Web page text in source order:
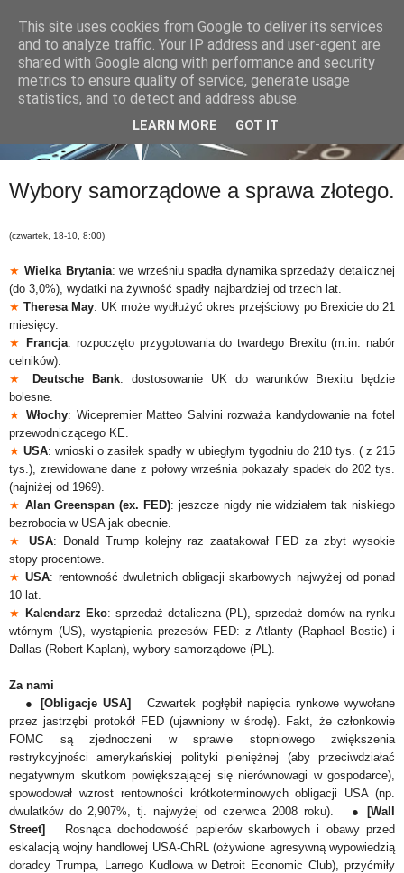
Wybory samorządowe a sprawa złotego.
(czwartek, 18-10, 8:00)
★ Wielka Brytania: we wrześniu spadła dynamika sprzedaży detalicznej
(do 3,0%), wydatki na żywność spadły najbardziej od trzech lat.
★ Theresa May: UK może wydłużyć okres przejściowy po Brexicie do 21
miesięcy.
★ Francja: rozpoczęto przygotowania do twardego Brexitu (m.in. nabór
celników).
★
Deutsche Bank: dostosowanie UK do warunków Brexitu będzie
bolesne.
★ Włochy: Wicepremier Matteo Salvini rozważa kandydowanie na fotel
przewodniczącego KE.
★ USA: wnioski o zasiłek spadły w ubiegłym tygodniu do 210 tys. ( z 215
tys.), zrewidowane dane z połowy września pokazały spadek do 202 tys.
(najniżej od 1969).
★ Alan Greenspan (ex. FED): jeszcze nigdy nie widziałem tak niskiego
bezrobocia w USA jak obecnie.
★
USA: Donald Trump kolejny raz zaatakował FED za zbyt wysokie
stopy procentowe.
★ USA: rentowność dwuletnich obligacji skarbowych najwyżej od ponad
10 lat.
★ Kalendarz Eko: sprzedaż detaliczna (PL), sprzedaż domów na rynku
wtórnym (US), wystąpienia prezesów FED: z Atlanty (Raphael Bostic) i
Dallas (Robert Kaplan), wybory samorządowe (PL).
Za nami
●
[Obligacje USA]
Czwartek pogłębił napięcia rynkowe wywołane
przez jastrzębi protokół FED (ujawniony w środę). Fakt, że członkowie
FOMC są zjednoczeni w sprawie stopniowego zwiększenia
restrykcyjności amerykańskiej polityki pieniężnej (aby przeciwdziałać
negatywnym skutkom powiększającej się nierównowagi w gospodarce),
spowodował wzrost rentowności krótkoterminowych obligacji USA (np.
dwulatków do 2,907%, tj. najwyżej od czerwca 2008 roku). ● [Wall
Street] Rosnąca dochodowość papierów skarbowych i obawy przed
eskalacją wojny handlowej USA-ChRL (ożywione agresywną wypowiedzią
doradcy Trumpa, Larrego Kudlowa w Detroit Economic Club), przyćmiły
This site uses cookies from Google to deliver its services
and to analyze traffic. Your IP address and user-agent are
shared with Google along with performance and security
metrics to ensure quality of service, generate usage
statistics, and to detect and address abuse.
LEARN MORE GOT IT